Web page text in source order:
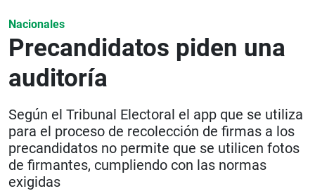
Nacionales
Precandidatos piden una
auditoría
Según el Tribunal Electoral el app que se utiliza
para el proceso de recolección de firmas a los
precandidatos no permite que se utilicen fotos
de firmantes, cumpliendo con las normas
exigidas